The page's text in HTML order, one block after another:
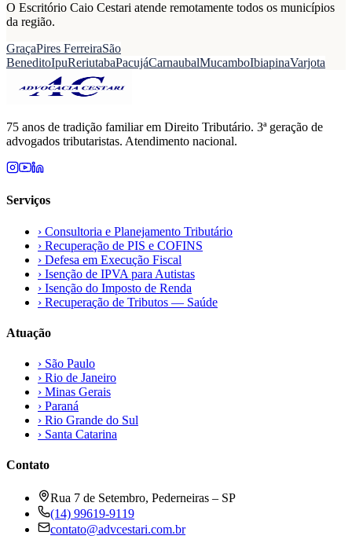
O Escritório Caio Cestari atende remotamente todos os municípios
da região.
GraçaPires FerreiraSão
BeneditoIpuReriutabaPacujáCarnaubalMucamboIbiapinaVarjota
75 anos de tradição familiar em Direito Tributário. 3ª geração de
advogados tributaristas. Atendimento nacional.
Serviços
› Consultoria e Planejamento Tributário
› Recuperação de PIS e COFINS
› Defesa em Execução Fiscal
› Isenção de IPVA para Autistas
› Isenção do Imposto de Renda
› Recuperação de Tributos — Saúde
Atuação
› São Paulo
› Rio de Janeiro
› Minas Gerais
› Paraná
› Rio Grande do Sul
› Santa Catarina
Contato
Rua 7 de Setembro, Pederneiras – SP
(14) 99619-9119
contato@advcestari.com.br